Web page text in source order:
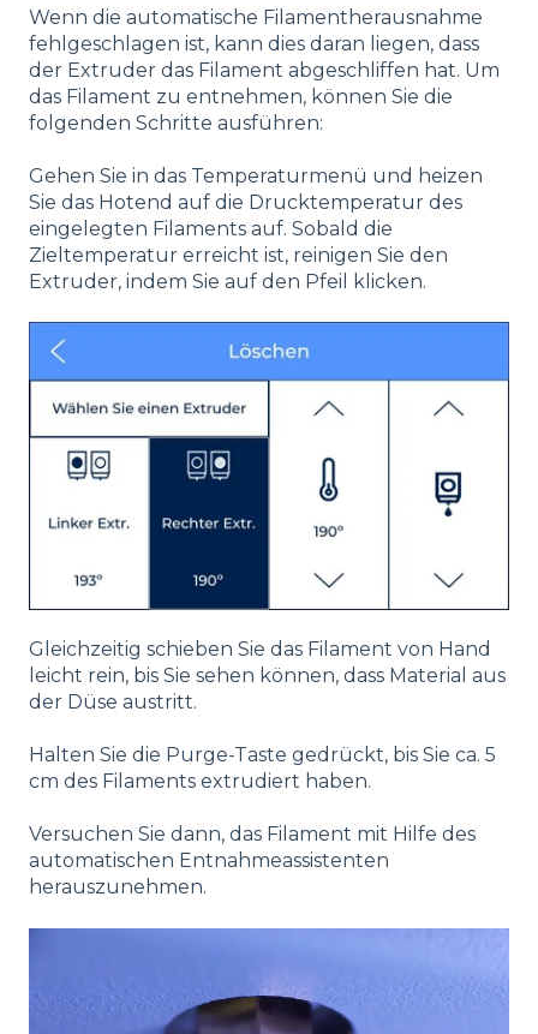
Wenn die automatische Filamentherausnahme
fehlgeschlagen ist, kann dies daran liegen, dass
der Extruder das Filament abgeschliffen hat. Um
das Filament zu entnehmen, können Sie die
folgenden Schritte ausführen:
Gehen Sie in das Temperaturmenü und heizen
Sie das Hotend auf die Drucktemperatur des
eingelegten Filaments auf. Sobald die
Zieltemperatur erreicht ist, reinigen Sie den
Extruder, indem Sie auf den Pfeil klicken.
Gleichzeitig schieben Sie das Filament von Hand
leicht rein, bis Sie sehen können, dass Material aus
der Düse austritt.
Halten Sie die Purge-Taste gedrückt, bis Sie ca. 5
cm des Filaments extrudiert haben.
Versuchen Sie dann, das Filament mit Hilfe des
automatischen Entnahmeassistenten
herauszunehmen.